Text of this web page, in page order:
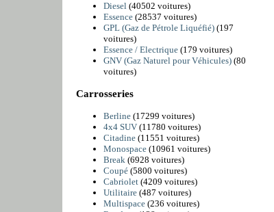
Diesel(40502 voitures)
Essence(28537 voitures)
GPL (Gaz de Pétrole Liquéfié)(197
voitures)
Essence / Electrique(179 voitures)
GNV (Gaz Naturel pour Véhicules)(80
voitures)
Carrosseries
Berline(17299 voitures)
4x4 SUV(11780 voitures)
Citadine(11551 voitures)
Monospace(10961 voitures)
Break (6928 voitures)
Coupé(5800 voitures)
Cabriolet(4209 voitures)
Utilitaire(487 voitures)
Multispace(236 voitures)